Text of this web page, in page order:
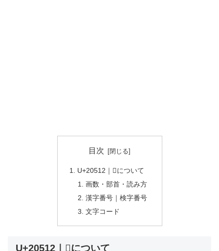
目次
U+20512｜𠔒について
画数・部首・読み方
漢字番号｜検字番号
文字コード
U+20512｜𠔒について